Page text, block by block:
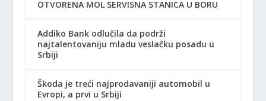
OTVORENA MOL SERVISNA STANICA U BORU
Addiko Bank odlučila da podrži
najtalentovaniju mladu veslačku posadu u
Srbiji
Škoda je treći najprodavaniji automobil u
Evropi, a prvi u Srbiji